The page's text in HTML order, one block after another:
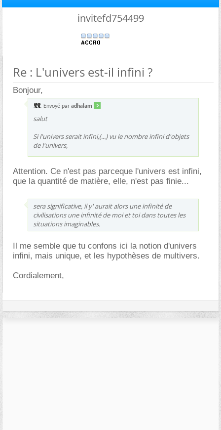
invitefd754499
Re : L'univers est-il infini ?
Bonjour,
Envoyé par adhalam
salut
Si l'univers serait infini,(...) vu le nombre infini d'objets
de l'univers,
Attention. Ce n'est pas parceque l'univers est infini,
que la quantité de matière, elle, n'est pas finie...
sera significative, il y' aurait alors une infinité de
civilisations une infinité de moi et toi dans toutes les
situations imaginables.
Il me semble que tu confons ici la notion d'univers
infini, mais unique, et les hypothèses de multivers.
Cordialement,